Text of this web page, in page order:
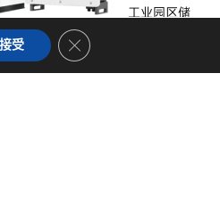
工业园区储
接受 Close GDPR Cookie Banner